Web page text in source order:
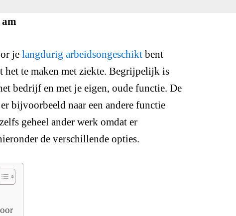
am
je langdurig arbeidsongeschikt bent
het te maken met ziekte. Begrijpelijk is
bedrijf en met je eigen, oude functie. De
bijvoorbeeld naar een andere functie
geheel ander werk omdat er
de verschillende opties.